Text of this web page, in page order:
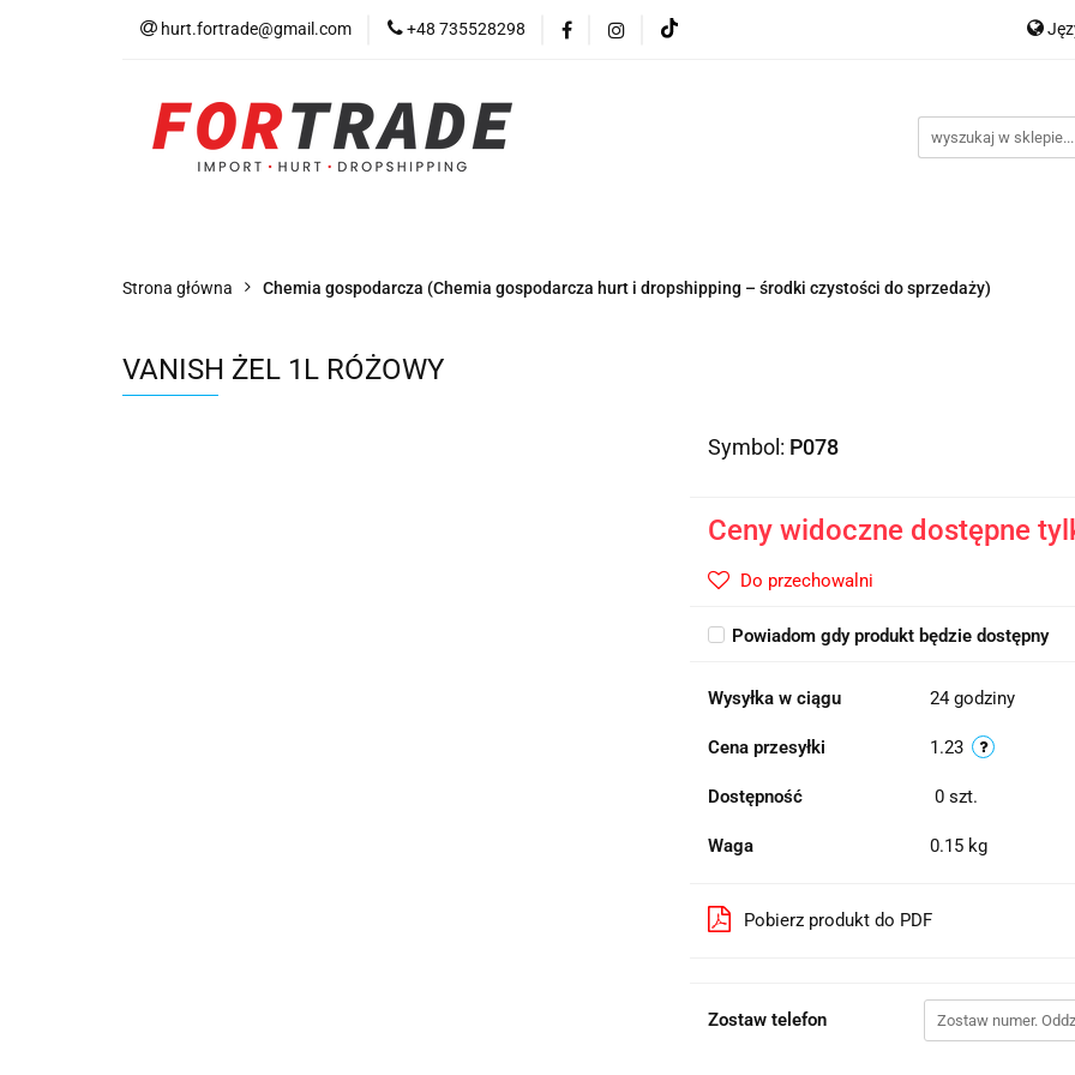
hurt.fortrade@gmail.com +48 735528298
Kategorie Promocje Nowości
Warunki współpracy
Strona główna Chemia gospodarcza (Chemia gospodarcza hurt i dropshipping – środki czystości do sprzedaży)
VANISH ŻEL 1L RÓŻOWY
Symbol: P078
Ceny widoczne dostępne
Do przechowalni
Powiadom gdy produkt będzie dostępny
Wysyłka w ciągu 24 godziny
Cena przesyłki 1.23
Dostępność 0 szt.
Waga 0.15 kg
Pobierz produkt do PDF
Zostaw telefon